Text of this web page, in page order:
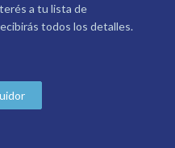
a tu lista de
todos los detalles.